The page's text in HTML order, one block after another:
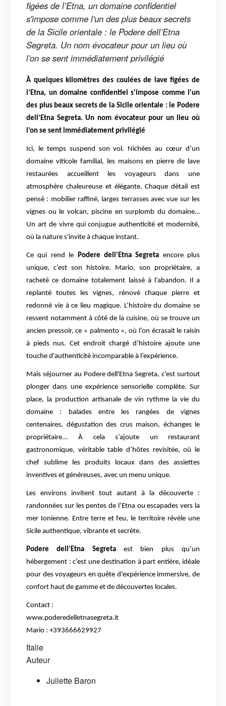
figées de l’Etna, un domaine confidentiel
s'impose comme l'un des plus beaux secrets
de la Sicile orientale : le Podere dell’Etna
Segreta. Un nom évocateur pour un lieu où
l’on se sent immédiatement privilégié
À quelques kilomètres des coulées de lave figées de
l’Etna, un domaine confidentiel s'impose comme l'un
des plus beaux secrets de la Sicile orientale : le Podere
dell’Etna Segreta. Un nom évocateur pour un lieu où
l’on se sent immédiatement privilégié
Ici, le temps suspend son vol. Nichées au cœur d’un
domaine viticole familial, les maisons en pierre de lave
restaurées accueillent les voyageurs dans une
atmosphère chaleureuse et élégante. Chaque détail est
pensé : mobilier raffiné, larges terrasses avec vue sur les
vignes ou le volcan, piscine en surplomb du domaine…
Un art de vivre qui conjugue authenticité et modernité,
où la nature s'invite à chaque instant.
Ce qui rend le Podere dell’Etna Segreta encore plus
unique, c’est son histoire. Mario, son propriétaire, a
racheté ce domaine totalement laissé à l’abandon. Il a
replanté toutes les vignes, rénové chaque pierre et
redonné vie à ce lieu magique. L’histoire du domaine se
ressent notamment à côté de la cuisine, où se trouve un
ancien pressoir, ce « palmento », où l’on écrasait le raisin
à pieds nus. Cet endroit chargé d’histoire ajoute une
touche d'authenticité incomparable à l’expérience.
Mais séjourner au Podere dell'Etna Segreta, c’est surtout
plonger dans une expérience sensorielle complète. Sur
place, la production artisanale de vin rythme la vie du
domaine : balades entre les rangées de vignes
centenaires, dégustation des crus maison, échanges le
propriétaire... À cela s’ajoute un restaurant
gastronomique, véritable table d’hôtes revisitée, où le
chef sublime les produits locaux dans des assiettes
inventives et généreuses, avec un menu unique.
Les environs invitent tout autant à la découverte :
randonnées sur les pentes de l’Etna ou escapades vers la
mer Ionienne. Entre terre et feu, le territoire révèle une
Sicile authentique, vibrante et secrète.
Podere dell’Etna Segreta est bien plus qu’un
hébergement : c’est une destination à part entière, idéale
pour des voyageurs en quête d'expérience immersive, de
confort haut de gamme et de découvertes locales.
Contact :
www.poderedelletnasegreta.it
Mario : +393666629927
Italie
Auteur
Juliette Baron